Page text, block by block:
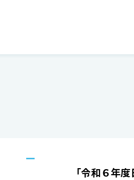
「令和６年